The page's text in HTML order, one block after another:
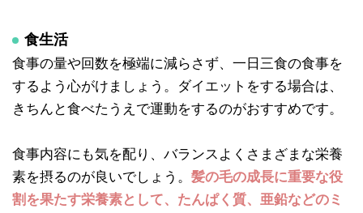
食生活
食事の量や回数を極端に減らさず、一日三食の食事を
するよう心がけましょう。ダイエットをする場合は、
きちんと食べたうえで運動をするのがおすすめです。
食事内容にも気を配り、バランスよくさまざまな栄養
素を摂るのが良いでしょう。 髪の毛の成長に重要な役
割を果たす栄養素として、たんぱく質、亜鉛などのミ